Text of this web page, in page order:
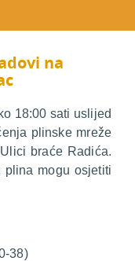
na
18:00 sati uslijed
plinske mreže
braće Radića.
plina mogu osjetiti
38)